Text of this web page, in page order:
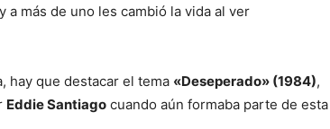
a más de uno les cambió la vida al ver
hay que destacar el tema «Deseperado» (1984),
Eddie Santiago cuando aún formaba parte de esta